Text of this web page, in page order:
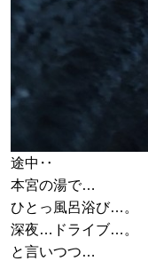
途中‥
本宮の湯で…
ひとっ風呂浴び…。
深夜…ドライブ…。
と言いつつ…